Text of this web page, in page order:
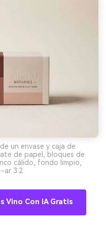
un envase y caja de
de papel, bloques de
cálido, fondo limpio,
ar 3:2
Vino Con IA Gratis